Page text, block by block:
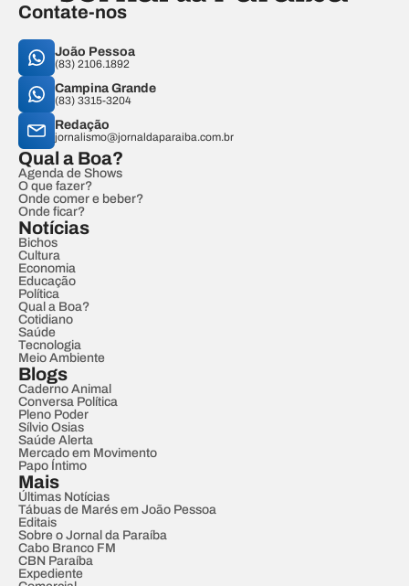
Contate-nos
João Pessoa
(83) 2106.1892
Campina Grande
(83) 3315-3204
Redação
jornalismo@jornaldaparaiba.com.br
Qual a Boa?
Agenda de Shows
O que fazer?
Onde comer e beber?
Onde ficar?
Notícias
Bichos
Cultura
Economia
Educação
Política
Qual a Boa?
Cotidiano
Saúde
Tecnologia
Meio Ambiente
Blogs
Caderno Animal
Conversa Política
Pleno Poder
Sílvio Osias
Saúde Alerta
Mercado em Movimento
Papo Íntimo
Mais
Últimas Notícias
Tábuas de Marés em João Pessoa
Editais
Sobre o Jornal da Paraíba
Cabo Branco FM
CBN Paraíba
Expediente